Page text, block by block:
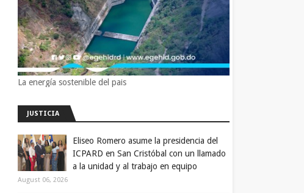
La energía sostenible del pais
JUSTICIA
Eliseo Romero asume la presidencia del
ICPARD en San Cristóbal con un llamado
a la unidad y al trabajo en equipo
August 06, 2026